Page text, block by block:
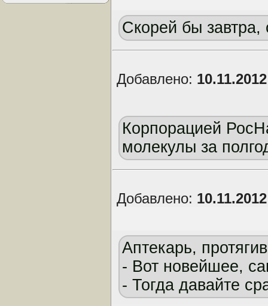
Скорей бы завтра,
Добавлено:
Корпорацией
молекулы за
Добавлено:
Аптекарь,
- Вот новейшее,
- Тогда давайте